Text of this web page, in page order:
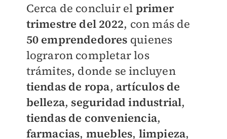
Cerca de concluir el primer
trimestre del 2022, con más de
50 emprendedores quienes
lograron completar los
trámites, donde se incluyen
tiendas de ropa, artículos de
belleza, seguridad industrial,
tiendas de conveniencia,
farmacias, muebles, limpieza,